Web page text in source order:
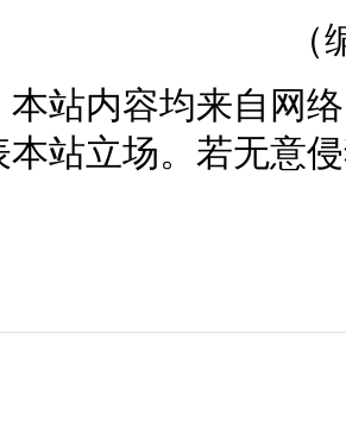
本站内容均来自网
本站立场。若无意